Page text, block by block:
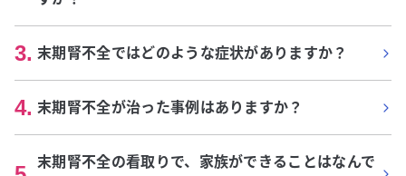
3. 末期腎不全ではどのような症状がありますか？
4. 末期腎不全が治った事例はありますか？
末期腎不全の看取りで、家族ができることはなんで